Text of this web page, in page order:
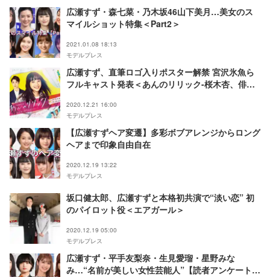
広瀬すず・森七菜・乃木坂46山下美月…美女のス
マイルショット特集＜Part2＞
2021.01.08 18:13
モデルプレス
広瀬すず、直筆ロゴ入りポスター解禁 宮沢氷魚ら
フルキャスト発表＜あんのリリック-桜木杏、俳句
2020.12.21 16:00
モデルプレス
【広瀬すずヘア変遷】多彩ボブアレンジからロング
ヘアまで印象自由自在
2020.12.19 13:22
モデルプレス
坂口健太郎、広瀬すずと本格初共演で“淡い恋” 初
のパイロット役＜エアガール＞
2020.12.19 05:00
モデルプレス
広瀬すず・平手友梨奈・生見愛瑠・星野みな
み…“名前が美しい女性芸能人”【読者アンケート結